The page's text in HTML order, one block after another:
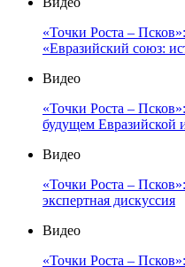
«Точки Роста –
«Евразийский союз:
Видео
«Точки Роста –
будущем Евразийской
Видео
«Точки Роста –
экспертная дискуссия
Видео
«Точки Роста –